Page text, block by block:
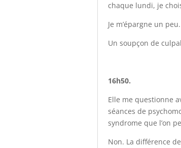
chaque lundi, je
Je m’épargne un peu.
Un soupçon de
16h50.
Elle me questionne
séances de
syndrome que l’on
Non. La différence